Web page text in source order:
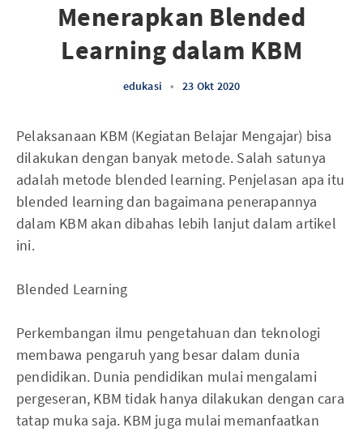
Menerapkan Blended
Learning dalam KBM
edukasi • 23 Okt 2020
Pelaksanaan KBM (Kegiatan Belajar Mengajar) bisa
dilakukan dengan banyak metode. Salah satunya
adalah metode blended learning. Penjelasan apa itu
blended learning dan bagaimana penerapannya
dalam KBM akan dibahas lebih lanjut dalam artikel
ini.
Blended Learning
Perkembangan ilmu pengetahuan dan teknologi
membawa pengaruh yang besar dalam dunia
pendidikan. Dunia pendidikan mulai mengalami
pergeseran, KBM tidak hanya dilakukan dengan cara
tatap muka saja. KBM juga mulai memanfaatkan